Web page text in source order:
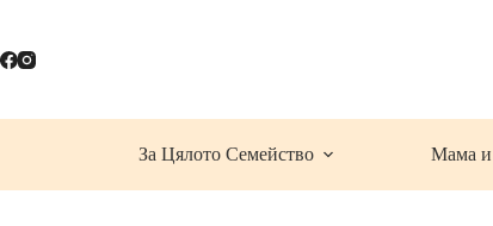
content
За Цялото Семейство Мама